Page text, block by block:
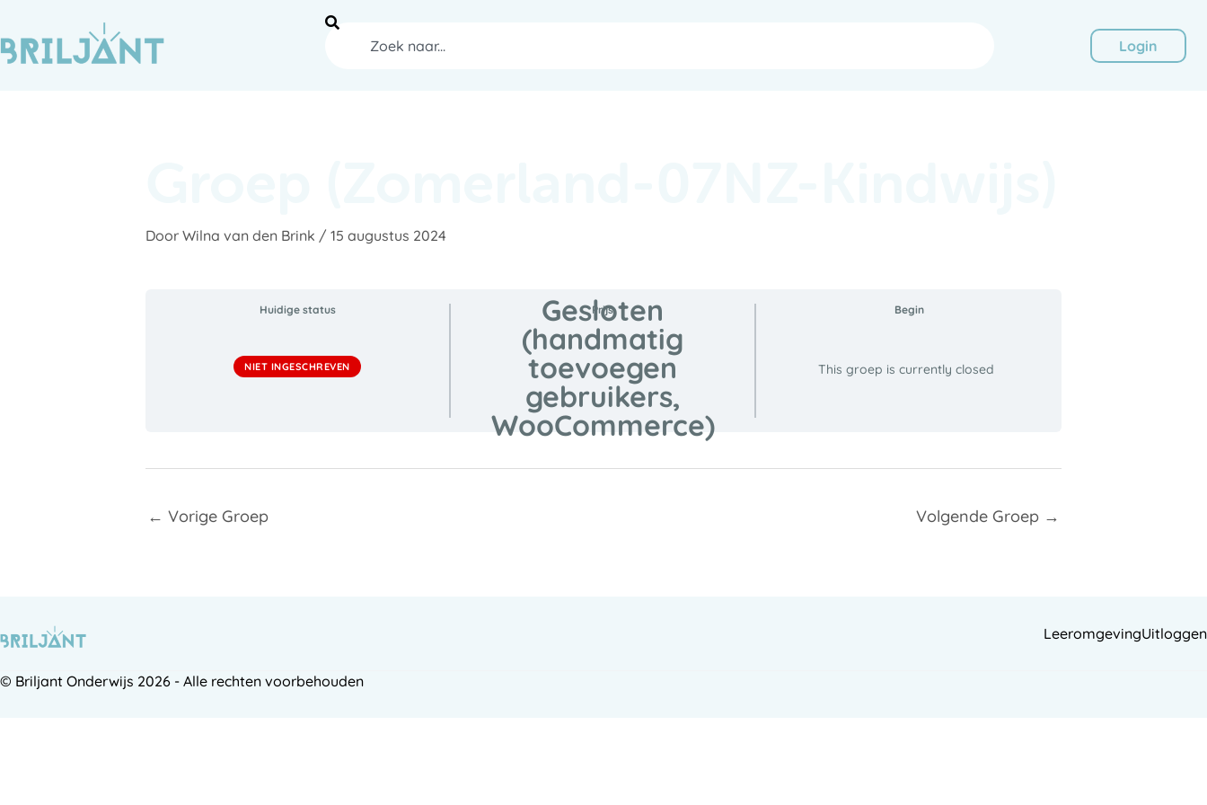
de
inhoud
Zoeken
Login
Door Wilna van den Brink / 15 augustus 2024
Huidige status
NIET INGESCHREVEN
Prijs
Gesloten
(handmatig
toevoegen
gebruikers,
WooCommerce)
Begin
This groep is currently closed
← Vorige Groep Volgende Groep →
LeeromgevingUitloggen
© Briljant Onderwijs 2026 - Alle rechten voorbehouden